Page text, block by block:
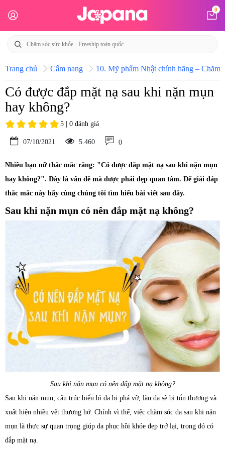
0
Trang chủ Cẩm nang 10. Mỹ phẩm Nhật chính hãng – Chăm
Có được đắp mặt nạ sau khi nặn mụn
hay không?
5 | 0 đánh giá
07/10/2021 5.460 0
Nhiều bạn nữ thắc mắc rằng: "Có được đắp mặt nạ sau khi nặn mụn
hay không?". Đây là vấn đề mà được phái đẹp quan tâm. Để giải đáp
thắc mắc này hãy cùng chúng tôi tìm hiểu bài viết sau đây.
Sau khi nặn mụn có nên đắp mặt nạ không?
Sau khi nặn mụn có nên đắp mặt nạ không?
Sau khi nặn mụn, cấu trúc biểu bì da bị phá vỡ, làn da sẽ bị tổn thương và
xuất hiện nhiều vết thương hở. Chính vì thế, việc chăm sóc da sau khi nặn
mụn là thực sự quan trọng giúp da phục hồi khỏe đẹp trở lại, trong đó có
đắp mặt nạ.